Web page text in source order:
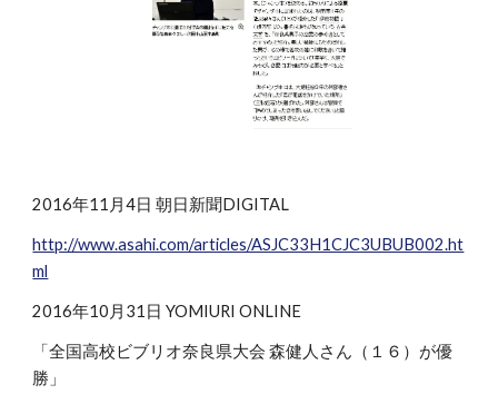
2016年11月4日 朝日新聞DIGITAL
http://www.asahi.com/articles/ASJC33H1CJC3UBUB002.ht
ml
2016年10月31日 YOMIURI ONLINE
「全国高校ビブリオ奈良県大会 森健人さん（１６）が優
勝」